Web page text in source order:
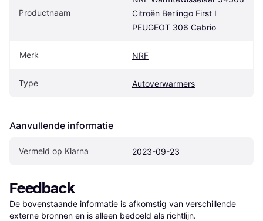
Productnaam
Citroën Berlingo First I
PEUGEOT 306 Cabrio
Merk NRF
Type Autoverwarmers
Aanvullende informatie
Vermeld op Klarna 2023-09-23
Feedback
De bovenstaande informatie is afkomstig van verschillende
externe bronnen en is alleen bedoeld als richtlijn.